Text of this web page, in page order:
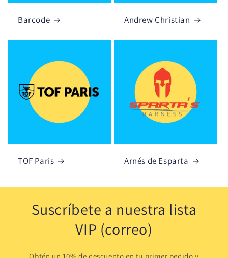
Barcode Andrew Christian
TOF Paris Arnés de Esparta
Suscríbete a nuestra lista
VIP (correo)